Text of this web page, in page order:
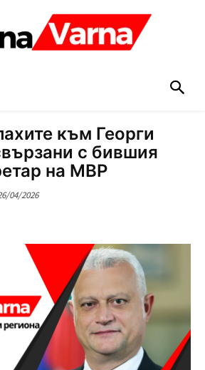
към Георги
с бившия
на МВР
04/2026